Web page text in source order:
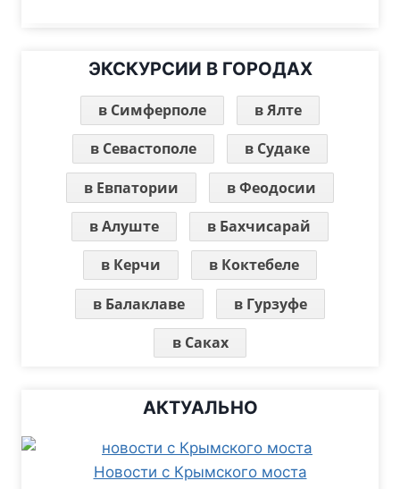
ЭКСКУРСИИ В ГОРОДАХ
в Симферполе
в Ялте
в Севастополе
в Судаке
в Евпатории
в Феодосии
в Алуште
в Бахчисарай
в Керчи
в Коктебеле
в Балаклаве
в Гурзуфе
в Саках
АКТУАЛЬНО
Новости с Крымского моста